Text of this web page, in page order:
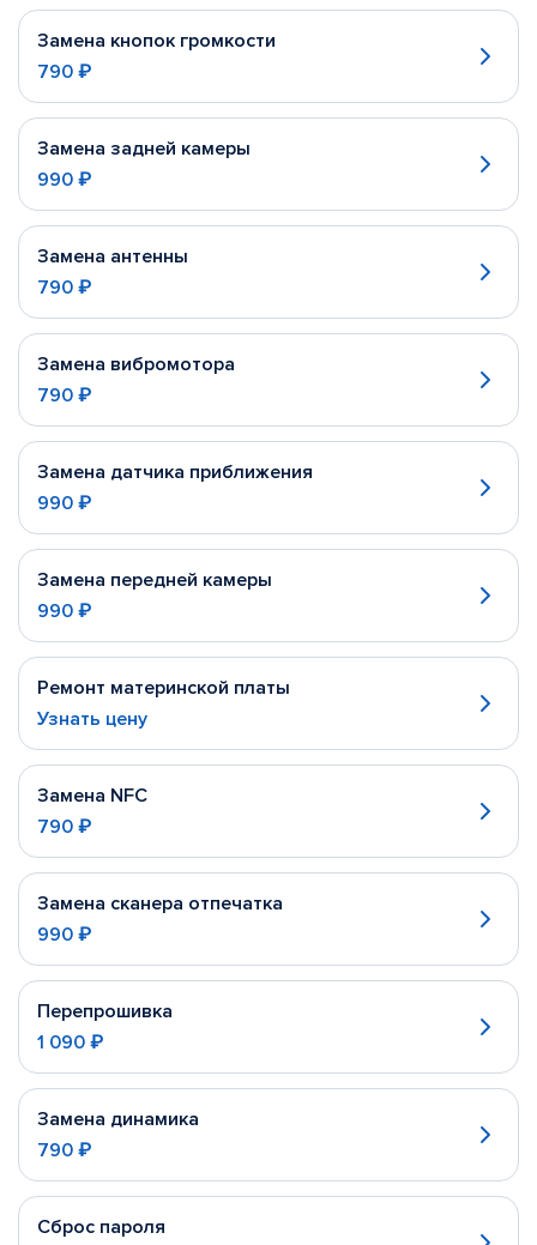
Замена кнопок громкости
790 ₽
Замена задней камеры
990 ₽
Замена антенны
790 ₽
Замена вибромотора
790 ₽
Замена датчика приближения
990 ₽
Замена передней камеры
990 ₽
Ремонт материнской платы
Узнать цену
Замена NFC
790 ₽
Замена сканера отпечатка
990 ₽
Перепрошивка
1 090 ₽
Замена динамика
790 ₽
Сброс пароля